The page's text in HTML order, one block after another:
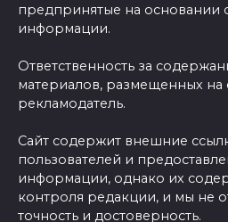
предпринятые на основании
информации.
Ответственность за
материалов, размещенных на
рекламодатель.
Сайт содержит внешние
пользователей и
информации, однако их
контроля редакции, и мы не
точность и достоверность.